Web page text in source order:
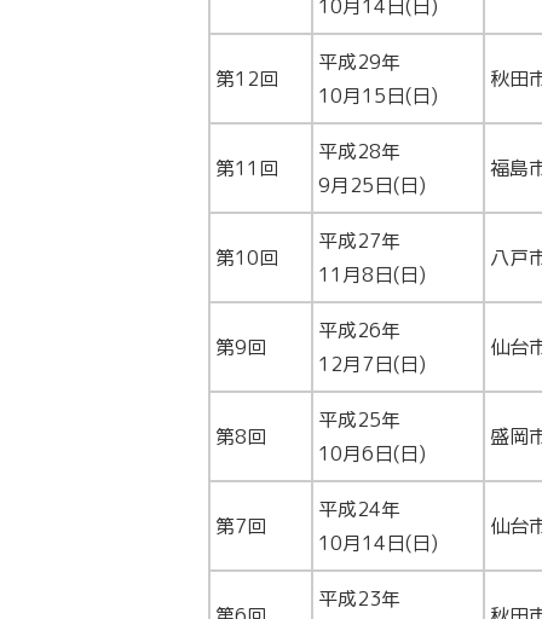
10月14日(日)
第12回
平成29年
10月15日(日)
秋田
第11回
平成28年
9月25日(日)
福島
第10回
平成27年
11月8日(日)
八戸
第9回
平成26年
12月7日(日)
仙台
第8回
平成25年
10月6日(日)
盛岡
第7回
平成24年
10月14日(日)
仙台
平成23年